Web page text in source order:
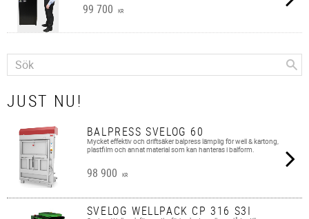
99 700 KR
JUST NU!
BALPRESS SVELOG 60
Mycket effektiv och driftsäker balpress lämplig för well & kartong,
plastfilm och annat material som kan hanteras i balform.
98 900 KR
SVELOG WELLPACK CP 316 S3I